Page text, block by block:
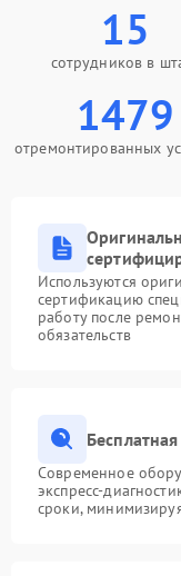
15
сотрудников в
1479
отремонтированных
Используются
сертификацию
работу после
обязательств
Современное
экспресс-
сроки,